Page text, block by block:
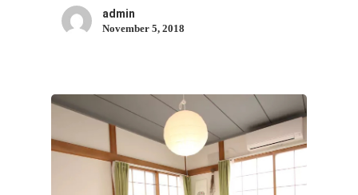
admin
November 5, 2018